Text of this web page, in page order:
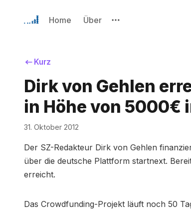
Home Über
Kurz
Dirk von Gehlen
in Höhe von 5000€
31. Oktober 2012
Der SZ-Redakteur Dirk von Gehlen
über die deutsche Plattform startnext.
erreicht.
Das Crowdfunding-Projekt läuft noch 50